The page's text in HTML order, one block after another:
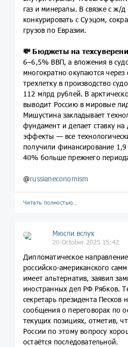
газ и минералы. В связке с ж/д
конкурировать с Суэцом,
грузов по Евразии.
💸 Бюджеты на
6–6,5% ВВП, а вложения в
многократно окупаются
трехлетку в производство
112 млрд рублей. В
выводит Россию в мировые
Мишустина закладывает
фундамент и делает ставку
эффекты — все
получили финансирование
40% больше прежнего
@russianeconomism
Читать полностью…
Мюсли вслух
20 October 2025 15:42
Дипломатическое
российско-американского
имеет альтернатив, заявил
иностранных дел РФ Рябков.
секретарь президента Песков
сообщения о переговорах по
текущих позициях, отметив,
России по этому вопросу
остаётся последовательной.